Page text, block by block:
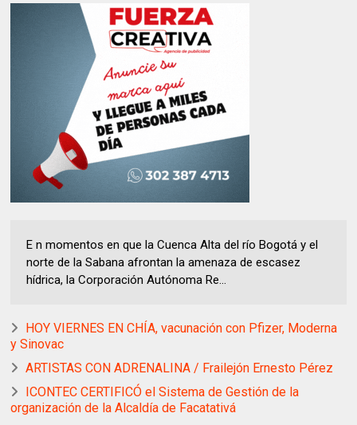
E n momentos en que la Cuenca Alta del río Bogotá y el
norte de la Sabana afrontan la amenaza de escasez
hídrica, la Corporación Autónoma Re...
HOY VIERNES EN CHÍA, vacunación con Pfizer, Moderna
y Sinovac
ARTISTAS CON ADRENALINA / Frailejón Ernesto Pérez
ICONTEC CERTIFICÓ el Sistema de Gestión de la
organización de la Alcaldía de Facatativá